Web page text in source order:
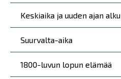
Keskiaika ja uuden ajan alku
Suurvalta-aika
1800-luvun lopun elämää